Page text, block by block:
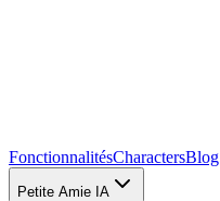
FonctionnalitésCharactersBlog
Petite Amie IA